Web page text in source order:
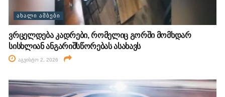
ᲐᲮᲐᲚᲘ ᲐᲛᲑᲔᲑᲘ
ვრცელდება კადრები, რომელიც გორში მომხდარ
სისხლიან ანგარიშსწორებას ასახავს
აგვისტო 2, 2026